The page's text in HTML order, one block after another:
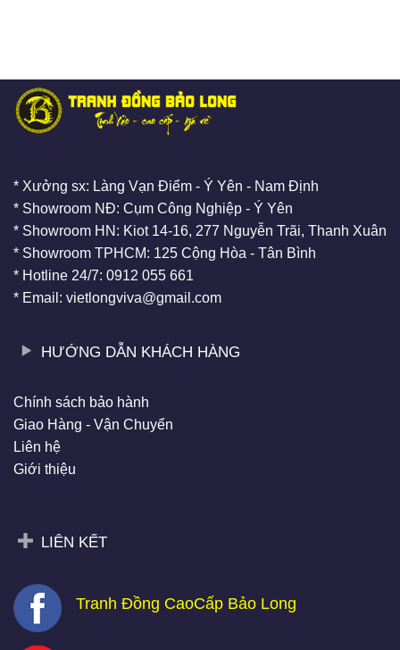
* Xưởng sx: Làng Vạn Điểm - Ý Yên - Nam Định
* Showroom NĐ: Cụm Công Nghiệp - Ý Yên
* Showroom HN: Kiot 14-16, 277 Nguyễn Trãi, Thanh Xuân
* Showroom TPHCM: 125 Cộng Hòa - Tân Bình
* Hotline 24/7: 0912 055 661
* Email: vietlongviva@gmail.com
HƯỚNG DẪN KHÁCH HÀNG
Chính sách bảo hành
Giao Hàng - Vận Chuyển
Liên hệ
Giới thiệu
LIÊN KẾT
Tranh Đồng CaoCấp Bảo Long